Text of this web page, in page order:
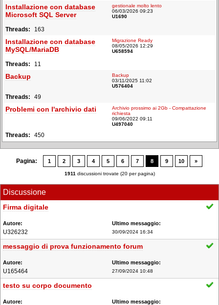
Installazione con database
Microsoft SQL Server
163
gestionale molto lento
06/03/2026 09:23
U1690
Installazione con database
MySQL/MariaDB
11
Migrazione Ready
08/05/2026 12:29
U658594
Backup
49
Backup
03/11/2025 11:02
U576404
Problemi con l'archivio dati
450
Archivio prossimo ai 2Gb - Compattazione
richiesta
09/06/2022 09:11
U497040
Pagina: 1 2 3 4 5 6 7 8 9 10 »
1911 discussioni trovate (20 per pagina)
Discussione
Firma digitale
U326232 30/09/2024 16:34
messaggio di prova funzionamento forum
U165464 27/09/2024 10:48
testo su corpo documento